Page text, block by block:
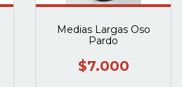
Medias Largas Oso
Pardo
$7.000